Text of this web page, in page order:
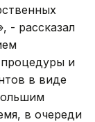
- рассказал
и
в виде
в очереди